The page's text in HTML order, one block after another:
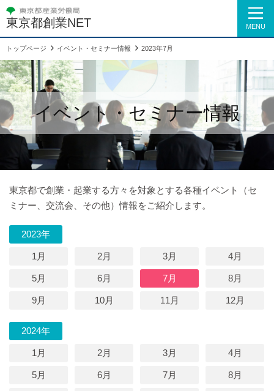
東京都創業NET MENU
トップページ イベント・セミナー情報 2023年7月
イベント・セミナー情報
東京都で創業・起業する方々を対象とする各種イベント（セ
ミナー、交流会、その他）情報をご紹介します。
2023年
1月 2月 3月 4月
5月 6月 7月 8月
9月 10月 11月 12月
2024年
1月 2月 3月 4月
5月 6月 7月 8月